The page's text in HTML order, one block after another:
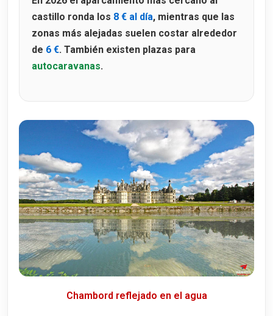
castillo ronda los 8 € al día, mientras que las
zonas más alejadas suelen costar alrededor
de 6 €. También existen plazas para
autocaravanas.
Chambord reflejado en el agua